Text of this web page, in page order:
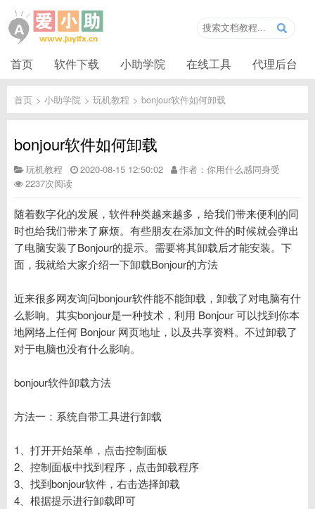
首页 软件下载 小助学院 在线工具 代理后台
首页 > 小助学院 > 玩机教程 > bonjour软件如何卸载
bonjour软件如何卸载
玩机教程 2020-08-15 12:50:02
作者：你用什么感同身受
2237次阅读
随着数字化的发展，软件种类越来越多，给我们带来便利的同
时也给我们带来了麻烦。有些朋友在添加文件的时候就会弹出
了电脑安装了Bonjour的提示。需要将其卸载后才能安装。下
面，我就给大家介绍一下卸载Bonjour的方法
近来很多网友询问bonjour软件能不能卸载，卸载了对电脑有什
么影响。其实bonjour是一种技术，利用 Bonjour 可以找到你本
地网络上任何 Bonjour 网页地址，以及共享资料。不过卸载了
对于电脑也没有什么影响。
bonjour软件卸载方法
方法一：系统自带工具进行卸载
1、打开开始菜单，点击控制面板
2、控制面板中找到程序，点击卸载程序
3、找到bonjour软件，右击选择卸载
4、根据提示进行卸载即可